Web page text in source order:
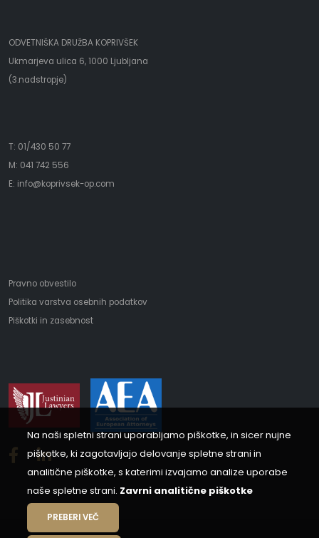
Na naši spletni strani uporabljamo piškotke, in sicer nujne
piškotke, ki zagotavljajo delovanje spletne strani in
analitične piškotke, s katerimi izvajamo analize uporabe
naše spletne strani. Zavrni analitične piškotke
PREBERI VEČ
ODVETNIŠKA DRUŽBA KOPRIVŠEK
Ukmarjeva ulica 6, 1000 Ljubljana
(3.nadstropje)
T: 01/430 50 77
M: 041 742 556
E: info@koprivsek-op.com
Pravno obvestilo
Politika varstva osebnih podatkov
Piškotki in zasebnost